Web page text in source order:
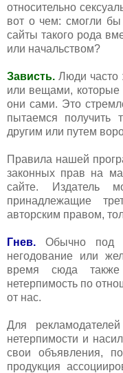
относительно
вот о чем: смогли бы
сайты такого рода
или начальством?
Зависть.Люди часто
или вещами, которые
они сами. Это
пытаемся получить
другим или путем
Правила нашей
законных прав на
сайте. Издатель
принадлежащие
авторским правом,
Гнев. Обычно под
негодование или
время сюда
нетерпимость по
от нас.
Для
нетерпимости и
свои объявления,
продукция